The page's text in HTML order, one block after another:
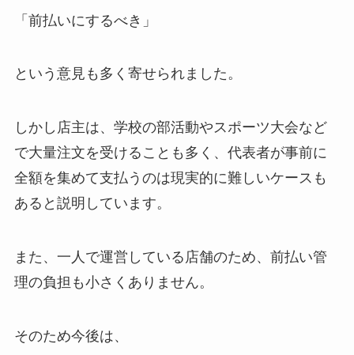
「前払いにするべき」
という意見も多く寄せられました。
しかし店主は、学校の部活動やスポーツ大会など
で大量注文を受けることも多く、代表者が事前に
全額を集めて支払うのは現実的に難しいケースも
あると説明しています。
また、一人で運営している店舗のため、前払い管
理の負担も小さくありません。
そのため今後は、